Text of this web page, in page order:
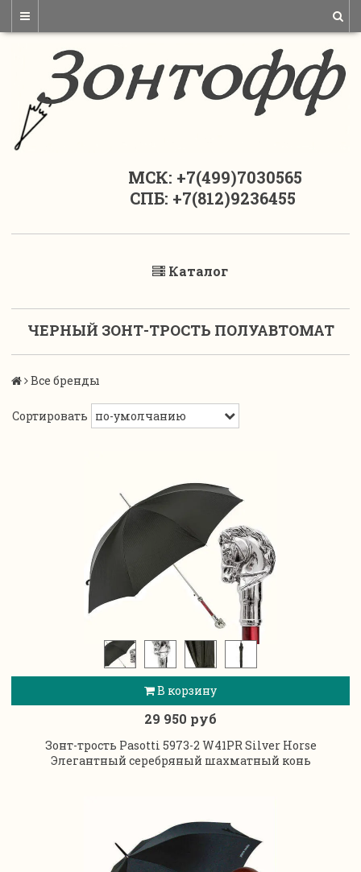
МСК: +7(499)7030565
СПБ: +7(812)9236455
Каталог
ЧЕРНЫЙ ЗОНТ-ТРОСТЬ ПОЛУАВТОМАТ
Все бренды
Сортировать
В корзину
29 950 руб
Зонт-трость Pasotti 5973-2 W41PR Silver Horse
Элегантный серебряный шахматный конь